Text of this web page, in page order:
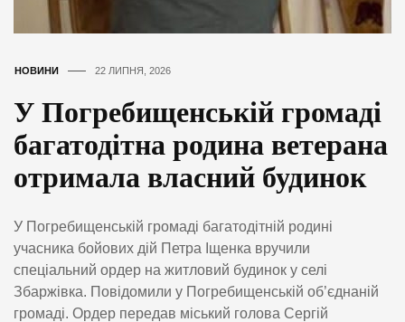
НОВИНИ 22 ЛИПНЯ, 2026
У Погребищенській громаді
багатодітна родина ветерана
отримала власний будинок
У Погребищенській громаді багатодітній родині
учасника бойових дій Петра Іщенка вручили
спеціальний ордер на житловий будинок у селі
Збаржівка. Повідомили у Погребищенській об’єднаній
громаді. Ордер передав міський голова Сергій